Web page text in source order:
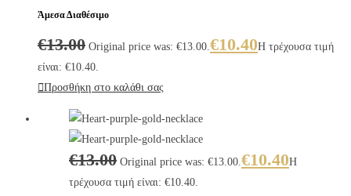
Άμεσα Διαθέσιμο
€13.00 Original price was: €13.00.€10.40Η τρέχουσα τιμή
είναι: €10.40.
Προσθήκη στο καλάθι σας
€13.00 Original price was: €13.00.€10.40Η
τρέχουσα τιμή είναι: €10.40.